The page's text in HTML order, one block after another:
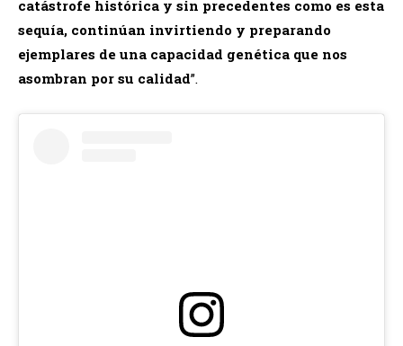
catástrofe histórica y sin precedentes como es esta
sequía, continúan invirtiendo y preparando
ejemplares de una capacidad genética que nos
asombran por su calidad”.